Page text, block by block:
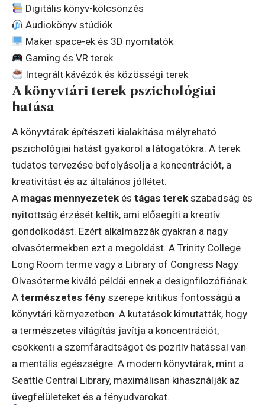
Digitális könyv-kölcsönzés
Audiokönyv stúdiók
Maker space-ek és 3D nyomtatók
Gaming és VR terek
Integrált kávézók és közösségi terek
A könyvtári terek pszichológiai
hatása
A könyvtárak építészeti kialakítása mélyreható
pszichológiai hatást gyakorol a látogatókra. A terek
tudatos tervezése befolyásolja a koncentrációt, a
kreativitást és az általános jóllétet.
A magas mennyezetek és tágas terek szabadság és
nyitottság érzését keltik, ami elősegíti a kreatív
gondolkodást. Ezért alkalmazzák gyakran a nagy
olvasótermekben ezt a megoldást. A Trinity College
Long Room terme vagy a Library of Congress Nagy
Olvasóterme kiváló példái ennek a designfilozófiának.
A természetes fény szerepe kritikus fontosságú a
könyvtári környezetben. A kutatások kimutatták, hogy
a természetes világítás javítja a koncentrációt,
csökkenti a szemfáradtságot és pozitív hatással van
a mentális egészségre. A modern könyvtárak, mint a
Seattle Central Library, maximálisan kihasználják az
üvegfelületeket és a fényudvarokat.